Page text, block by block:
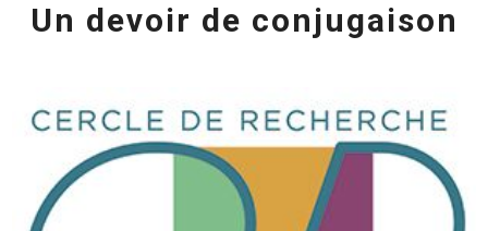
Un devoir de conjugaison